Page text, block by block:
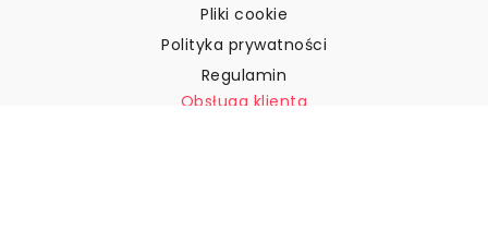
Pliki cookie
Polityka prywatności
Regulamin
Obsługa klienta